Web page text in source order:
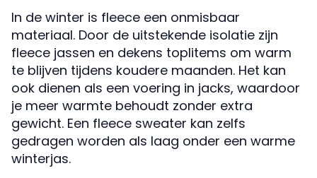
In de winter is fleece een onmisbaar
materiaal. Door de uitstekende isolatie zijn
fleece jassen en dekens toplitems om warm
te blijven tijdens koudere maanden. Het kan
ook dienen als een voering in jacks, waardoor
je meer warmte behoudt zonder extra
gewicht. Een fleece sweater kan zelfs
gedragen worden als laag onder een warme
winterjas.